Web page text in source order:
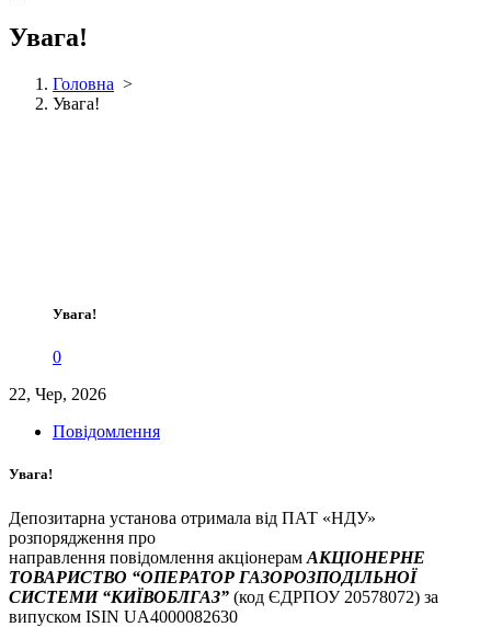
Увага!
Головна >
Увага!
Увага!
0
22, Чер, 2026
Повідомлення
Увага!
Депозитарна установа отримала від ПАТ «НДУ»
розпорядження про
направлення повідомлення акціонерам АКЦІОНЕРНЕ
ТОВАРИСТВО “ОПЕРАТОР ГАЗОРОЗПОДІЛЬНОЇ
СИСТЕМИ “КИЇВОБЛГАЗ” (код ЄДРПОУ 20578072) за
випуском ISIN UA4000082630